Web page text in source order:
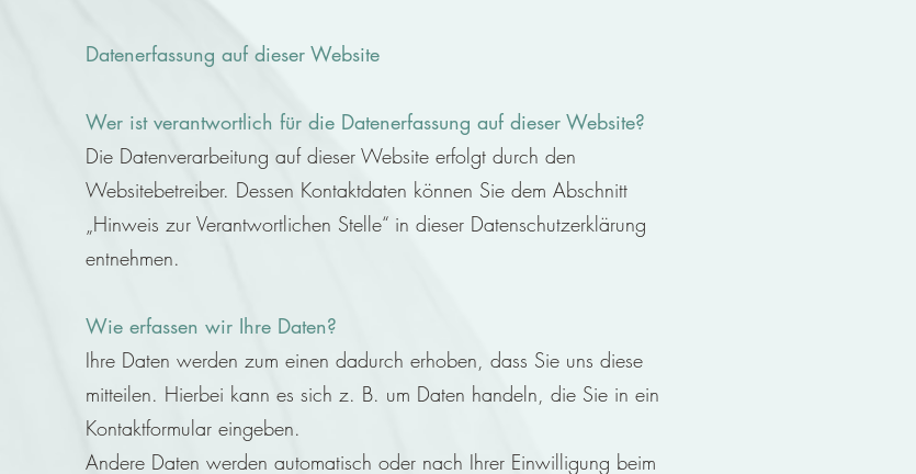
Datenerfassung auf dieser Website
Wer ist verantwortlich für die Datenerfassung auf dieser Website?
Die Datenverarbeitung auf dieser Website erfolgt durch den
Websitebetreiber. Dessen Kontaktdaten können Sie dem Abschnitt
„Hinweis zur Verantwortlichen Stelle“ in dieser Datenschutzerklärung
entnehmen.
Wie erfassen wir Ihre Daten?
Ihre Daten werden zum einen dadurch erhoben, dass Sie uns diese
mitteilen. Hierbei kann es sich z. B. um Daten handeln, die Sie in ein
Kontaktformular eingeben.
Andere Daten werden automatisch oder nach Ihrer Einwilligung beim